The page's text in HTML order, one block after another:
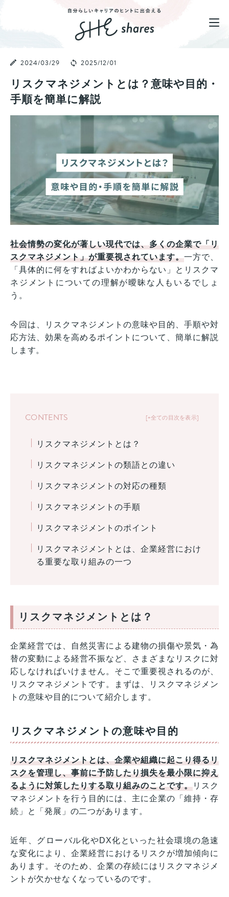
2024/03/29 2025/12/01
リスクマネジメントとは？意味や目的・
手順を簡単に解説
社会情勢の変化が著しい現代では、多くの企業で「リ
スクマネジメント」が重要視されています。一方で、
「具体的に何をすればよいかわからない」とリスクマ
ネジメントについての理解が曖昧な人もいるでしょ
う。
今回は、リスクマネジメントの意味や目的、手順や対
応方法、効果を高めるポイントについて、簡単に解説
します。
+全ての目次を表示
CONTENTS
リスクマネジメントとは？
リスクマネジメントの類語との違い
リスクマネジメントの対応の種類
リスクマネジメントの手順
リスクマネジメントのポイント
リスクマネジメントとは、企業経営におけ
る重要な取り組みの一つ
リスクマネジメントとは？
企業経営では、自然災害による建物の損傷や景気・為
替の変動による経営不振など、さまざまなリスクに対
応しなければいけません。そこで重要視されるのが、
リスクマネジメントです。まずは、リスクマネジメン
トの意味や目的について紹介します。
リスクマネジメントの意味や目的
リスクマネジメントとは、企業や組織に起こり得るリ
スクを管理し、事前に予防したり損失を最小限に抑え
るように対策したりする取り組みのことです。リスク
マネジメントを行う目的には、主に企業の「維持・存
続」と「発展」の二つがあります。
近年、グローバル化やDX化といった社会環境の急速
な変化により、企業経営におけるリスクが増加傾向に
あります。そのため、企業の存続にはリスクマネジメ
ントが欠かせなくなっているのです。